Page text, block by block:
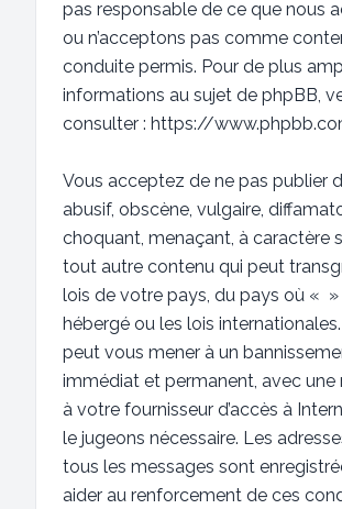
pas responsable de ce que nous
ou n’acceptons pas comme
conduite permis. Pour de plus
informations au sujet de phpBB,
consulter : https://
Vous acceptez de ne pas publier
abusif, obscène, vulgaire,
choquant, menaçant, à caractère
tout autre contenu qui peut
lois de votre pays, du pays où «
hébergé ou les lois
peut vous mener à un
immédiat et permanent, avec une
à votre fournisseur d’accès à
le jugeons nécessaire. Les
tous les messages sont
aider au renforcement de ces